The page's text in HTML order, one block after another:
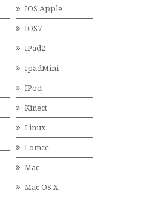
IOS Apple
IOS7
IPad2
IpadMini
IPod
Kinect
Linux
Lomce
Mac
Mac OS X